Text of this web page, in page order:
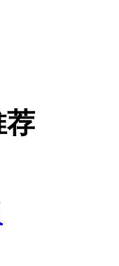
荐